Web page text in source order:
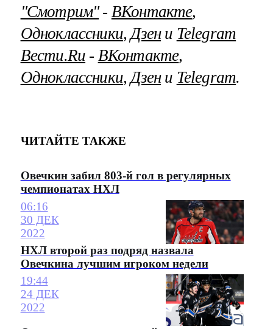
"Смотрим"‐ ВКонтакте,
Одноклассники,Дзени Telegram
Вести.Ru ‐ ВКонтакте,
Одноклассники,Дзени Telegram.
ЧИТАЙТЕ ТАКЖЕ
Овечкин забил 803-й гол в регулярных
чемпионатах НХЛ
06:16
30 ДЕК
2022
НХЛ второй раз подряд назвала
Овечкина лучшим игроком недели
19:44
24 ДЕК
2022